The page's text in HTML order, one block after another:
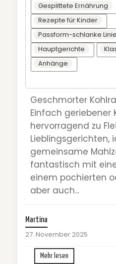
Gesplittete Ernährung
Rezepte für Kinder
Passform-schlanke Linie
Hauptgerichte
Anhänge
Geschmorter
Einfach geriebener
hervorragend zu
Lieblingsgerichten,
gemeinsame
fantastisch mit
einem pochierten
aber auch...
Martina
27. November 2025
Mehr lesen